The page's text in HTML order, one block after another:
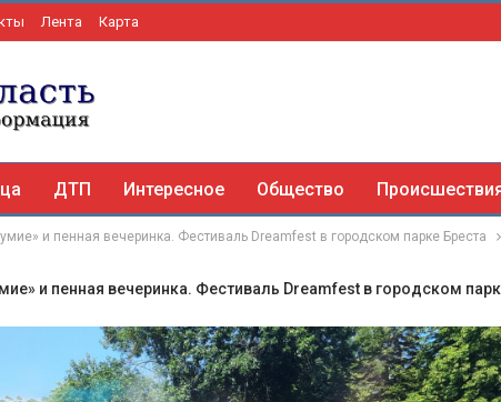
Лента Карта
ДТП Интересное Общество
и пенная вечеринка. Фестиваль Dreamfest в городском парке Бреста
и пенная вечеринка. Фестиваль Dreamfest в городском